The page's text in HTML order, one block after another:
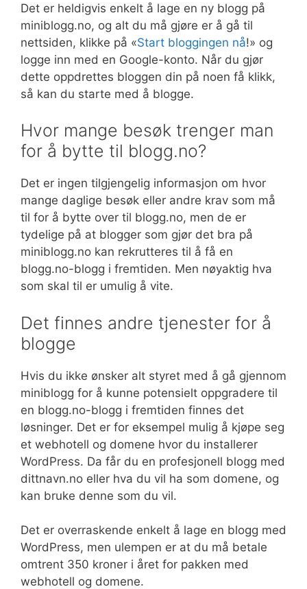
Det er heldigvis enkelt å lage en ny blogg på
miniblogg.no, og alt du må gjøre er å gå til
nettsiden, klikke på «Start bloggingen nå!» og
logge inn med en Google-konto. Når du gjør
dette oppdrettes bloggen din på noen få klikk,
så kan du starte med å blogge.
Hvor mange besøk trenger man
for å bytte til blogg.no?
Det er ingen tilgjengelig informasjon om hvor
mange daglige besøk eller andre krav som må
til for å bytte over til blogg.no, men de er
tydelige på at blogger som gjør det bra på
miniblogg.no kan rekrutteres til å få en
blogg.no-blogg i fremtiden. Men nøyaktig hva
som skal til er umulig å vite.
Det finnes andre tjenester for å
blogge
Hvis du ikke ønsker alt styret med å gå gjennom
miniblogg for å kunne potensielt oppgradere til
en blogg.no-blogg i fremtiden finnes det
løsninger. Det er for eksempel mulig å kjøpe seg
et webhotell og domene hvor du installerer
WordPress. Da får du en profesjonell blogg med
dittnavn.no eller hva du vil ha som domene, og
kan bruke denne som du vil.
Det er overraskende enkelt å lage en blogg med
WordPress, men ulempen er at du må betale
omtrent 350 kroner i året for pakken med
webhotell og domene.